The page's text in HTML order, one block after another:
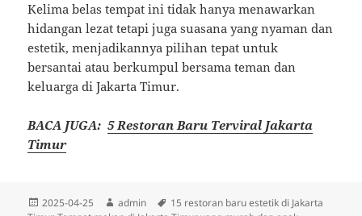
Kelima belas tempat ini tidak hanya menawarkan
hidangan lezat tetapi juga suasana yang nyaman dan
estetik, menjadikannya pilihan tepat untuk
bersantai atau berkumpul bersama teman dan
keluarga di Jakarta Timur.
BACA JUGA:5 Restoran Baru Terviral Jakarta
Timur
Diposkan
2025-04-25 Penulis
admin Tag
15 restoran baru estetik di Jakarta